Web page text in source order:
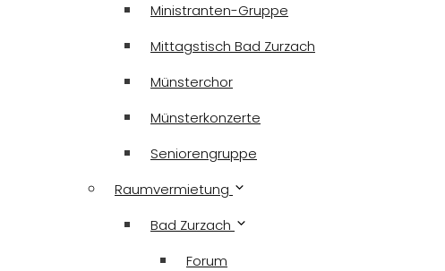
Ministranten-Gruppe
Mittagstisch Bad Zurzach
Münsterchor
Münsterkonzerte
Seniorengruppe
Raumvermietung
Bad Zurzach
Forum